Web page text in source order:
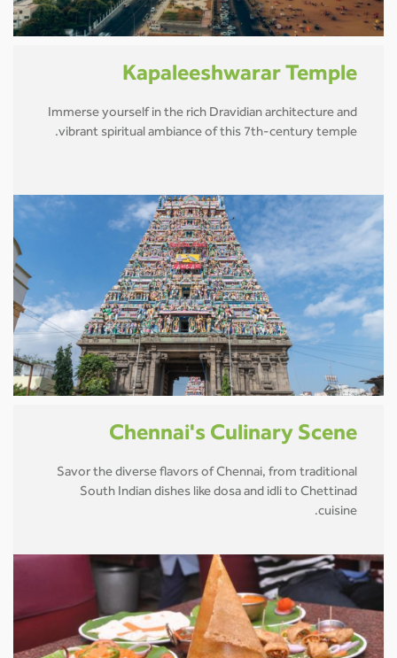
Kapaleeshwarar Temple
Immerse yourself in the rich Dravidian architecture and
vibrant spiritual ambiance of this 7th-century temple.
Chennai's Culinary Scene
Savor the diverse flavors of Chennai, from traditional
South Indian dishes like dosa and idli to Chettinad
cuisine.